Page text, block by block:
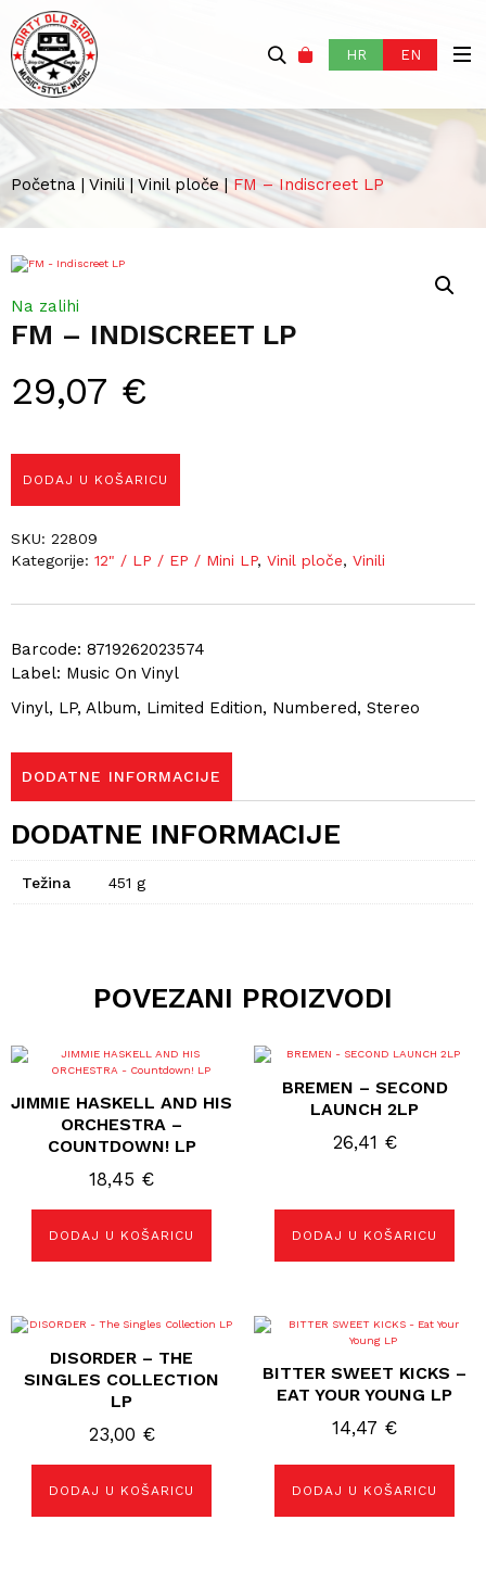
HR EN
Početna | Vinili | Vinil ploče|FM – Indiscreet LP
FM – INDISCREET LP
29,07 €
Barcode: 8719262023574
Label: Music On Vinyl
Vinyl, LP, Album, Limited Edition, Numbered, Stereo
Na zalihi
DODAJ U KOŠARICU
SKU: 22809
Kategorije: 12" / LP / EP / Mini LP, Vinil ploče, Vinili
DODATNE INFORMACIJE
DODATNE INFORMACIJE
Težina 451 g
POVEZANI PROIZVODI
JIMMIE HASKELL AND HIS
ORCHESTRA –
COUNTDOWN! LP
18,45 €
DODAJ U KOŠARICU
BREMEN – SECOND
LAUNCH 2LP
26,41 €
DODAJ U KOŠARICU
DISORDER – THE
SINGLES COLLECTION
LP
23,00 €
DODAJ U KOŠARICU
BITTER SWEET KICKS –
EAT YOUR YOUNG LP
14,47 €
DODAJ U KOŠARICU